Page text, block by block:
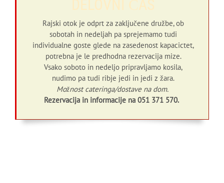
DELOVNI ČAS
Rajski otok je odprt za zaključene družbe, ob
sobotah in nedeljah pa sprejemamo tudi
individualne goste glede na zasedenost kapacictet,
potrebna je le predhodna rezervacija mize.
Vsako soboto in nedeljo pripravljamo kosila,
nudimo pa tudi ribje jedi in jedi z žara.
Možnost cateringa/dostave na dom.
Rezervacija in informacije na 051 371 570.